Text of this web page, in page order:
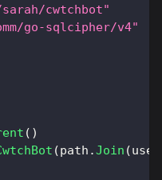
cwtchbot"
go-sqlcipher/v4"
( )
(path .Join (user